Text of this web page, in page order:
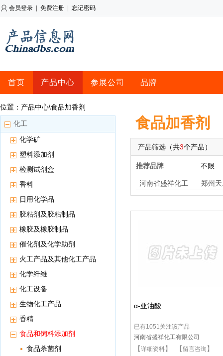
会员登录 免费注册 忘记密码
首页 产品中心 参展公司 品牌
位置：产品中心\食品加香剂
化工
化学矿
塑料添加剂
检测试剂盒
香料
日用化学品
胶粘剂及胶粘制品
橡胶及橡胶制品
催化剂及化学助剂
火工产品及其他化工产品
化学纤维
化工设备
生物化工产品
香精
食品和饲料添加剂
食品杀菌剂
食品加香剂
产品筛选 （共3个产品）
推荐品牌 不限
河南省盛祥化工
郑州
加剂
α-亚油酸
已有1051关注该产品
河南省盛祥化工有限公司
【详细资料】 【 留言咨询 】